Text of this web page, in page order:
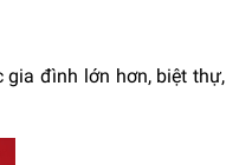
gia đình lớn hơn, biệt thự,